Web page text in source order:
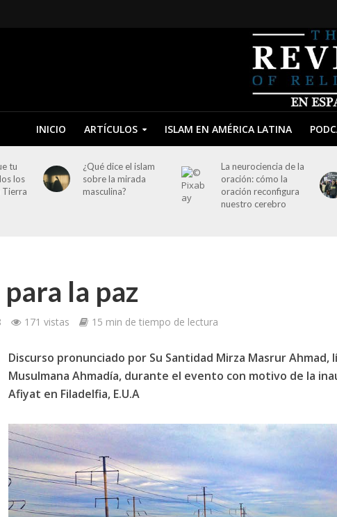
INICIO ARTÍCULOS ISLAM EN AMÉRICA LATINA
tu
los
Tierra
¿Qué dice el islam
sobre la mirada
masculina?
La neurociencia de la
oración: cómo la
oración reconfigura
nuestro cerebro
la paz
171 vistas 15 min de tiempo de lectura
Discurso pronunciado por Su Santidad Mirza Masrur Ahmad,
Musulmana Ahmadía, durante el evento con motivo de la
Afiyat en Filadelfia, E.U.A